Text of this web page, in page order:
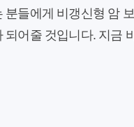
들에게 비갱신형 암
어줄 것입니다. 지금